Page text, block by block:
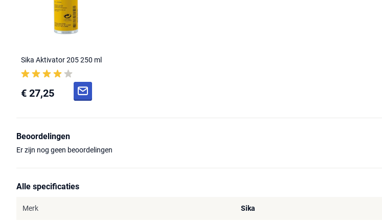
Sika Aktivator 205 250 ml
€ 27,25
Beoordelingen
Er zijn nog geen beoordelingen
Alle specificaties
Merk Sika